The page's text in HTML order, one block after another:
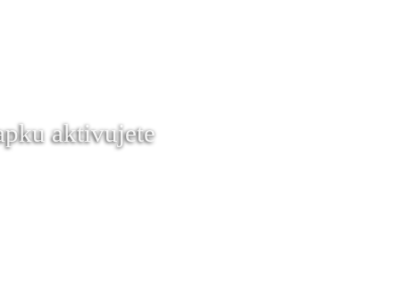
aktivujete